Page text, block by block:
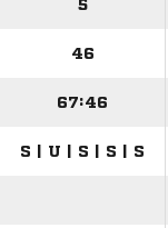
5
46
67:46
S | U | S | S | S